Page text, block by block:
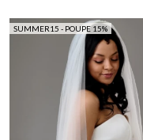
SUMMER15 - POUPE 15%